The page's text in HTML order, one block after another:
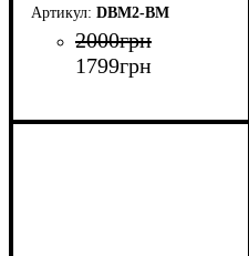
DBM2-BM
2000грн
1799грн